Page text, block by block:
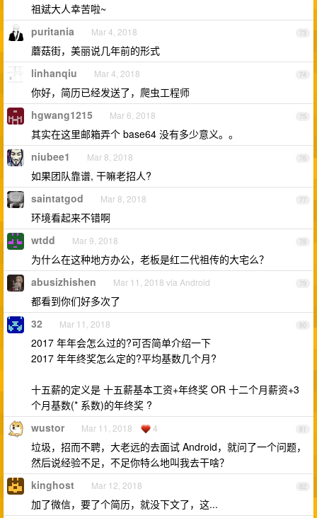
祖斌大人幸苦啦~
73
puritania Mar 4, 2018
蘑菇街，美丽说几年前的形式
74
linhanqiu Mar 4, 2018
你好，简历已经发送了，爬虫工程师
75
hgwang1215 Mar 6, 2018
其实在这里邮箱弄个 base64 没有多少意义。。
76
niubee1 Mar 8, 2018
如果团队靠谱, 干嘛老招人?
77
saintatgod Mar 8, 2018
环境看起来不错啊
78
wtdd Mar 9, 2018
为什么在这种地方办公，老板是红二代祖传的大宅么？
79
abusizhishen Mar 11, 2018 via Android
都看到你们好多次了
80
32 Mar 11, 2018
2017 年年会怎么过的?可否简单介绍一下
2017 年年终奖怎么定的?平均基数几个月?
十五薪的定义是 十五薪基本工资+年终奖 OR 十二个月薪资+3
个月基数(* 系数)的年终奖 ?
81
wustor Mar 11, 2018 4
垃圾，招而不聘，大老远的去面试 Android，就问了一个问题，
然后说经验不足，不足你特么地叫我去干啥？
82
kinghost Mar 12, 2018
加了微信，要了个简历，就没下文了，这...